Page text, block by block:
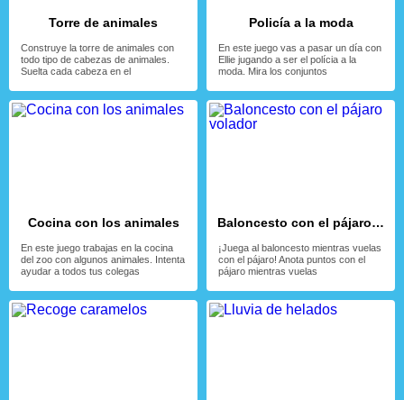
Torre de animales
Construye la torre de animales con
todo tipo de cabezas de animales.
Suelta cada cabeza en el
Policía a la moda
En este juego vas a pasar un día con
Ellie jugando a ser el polícia a la
moda. Mira los conjuntos
Cocina con los animales
En este juego trabajas en la cocina
del zoo con algunos animales. Intenta
ayudar a todos tus colegas
Baloncesto con el pájaro volador
¡Juega al baloncesto mientras vuelas
con el pájaro! Anota puntos con el
pájaro mientras vuelas